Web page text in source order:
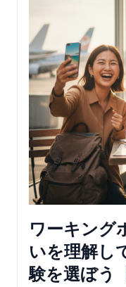
ワーキング
いを理解し
験を選ぼう